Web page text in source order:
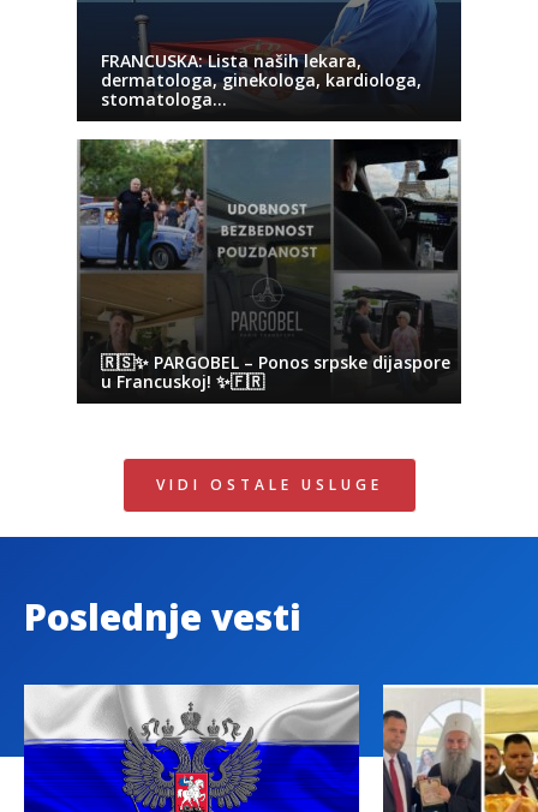
FRANCUSKA: Lista naših lekara,
dermatologa, ginekologa, kardiologa,
stomatologa…
🇷🇸✨ PARGOBEL – Ponos srpske dijaspore
u Francuskoj! ✨🇫🇷
VIDI OSTALE USLUGE
Poslednje vesti